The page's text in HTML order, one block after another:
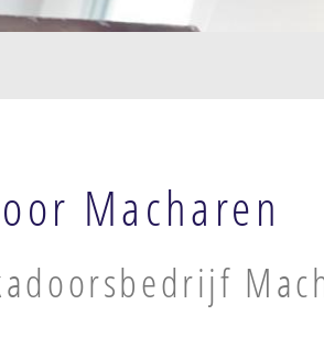
Macharen